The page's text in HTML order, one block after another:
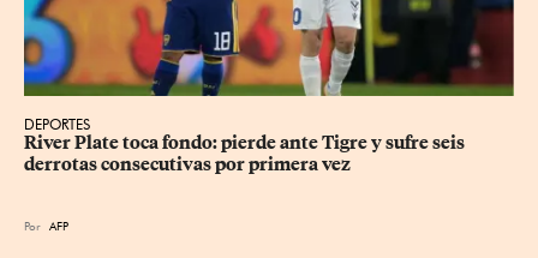
DEPORTES
River Plate toca fondo: pierde ante Tigre y sufre seis
derrotas consecutivas por primera vez
Por AFP